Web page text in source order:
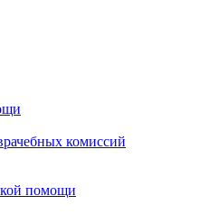
комиссий
помощи